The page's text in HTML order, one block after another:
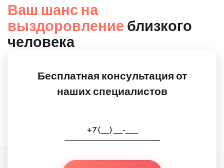
Ваш шанс на
выздоровление близкого
человека
Бесплатная консультация от
наших специалистов